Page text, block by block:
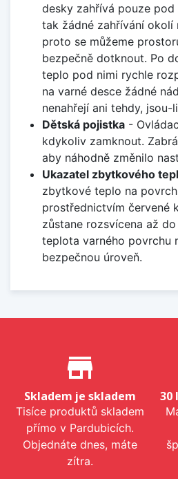
desky zahřívá pouze pod
tak žádné zahřívání okolí
proto se můžeme
bezpečně dotknout. Po
teplo pod nimi rychle
na varné desce žádné
nenahřejí ani tehdy, jsou-
Dětská pojistka-
kdykoliv zamknout.
aby náhodně změnilo
Ukazatel zbytkového
zbytkové teplo na
prostřednictvím červené
zůstane rozsvícena až
teplota varného povrchu
bezpečnou úroveň.
Proč nakupovat u nás?
store_mall_directory
Skladem je skladem
Tisíce produktů skladem
přímo v Pardubicích.
Objednáte dnes, máte
zítra.
30